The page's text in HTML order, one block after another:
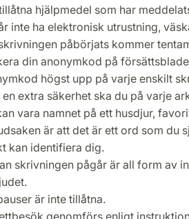
hjälpmedel som har
inte ha elektronisk utrustning,
påbörjats kommer
din anonymkod på
högst upp på varje enskilt
en extra säkerhet ska du på varje
vara namnet på ett husdjur,
är att det är ett ord som du
kan identifiera dig.
skrivningen pågår är all form av
är inte tillåtna.
genomförs enligt